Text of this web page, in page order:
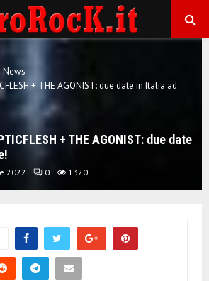
News
+ THE AGONIST: due date in Italia ad
+ THE AGONIST: due date
2022 0 1320